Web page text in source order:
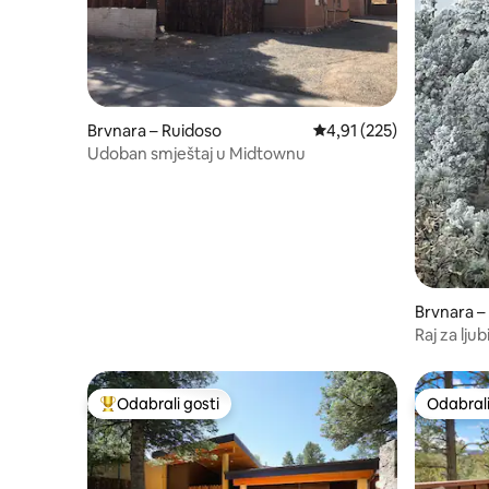
Brvnara – Ruidoso Prosječna ocjena:
4,91 (225)
Udoban smještaj u Midtownu
Brvnara
Raj za
Među najviše rangiranima s oznakom „Odabrali gosti”
Odabrali gosti